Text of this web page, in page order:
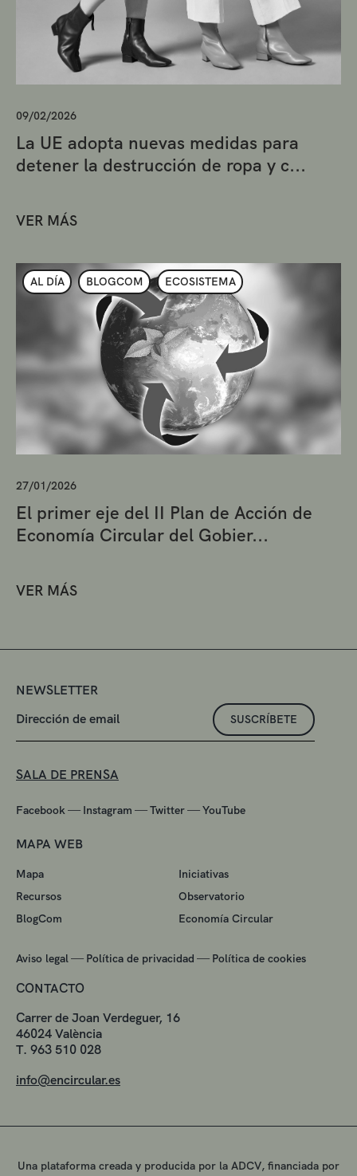
09/02/2026
La UE adopta nuevas medidas para
detener la destrucción de ropa y c...
VER MÁS
AL DÍA BLOGCOM ECOSISTEMA
27/01/2026
El primer eje del II Plan de Acción de
Economía Circular del Gobier...
VER MÁS
NEWSLETTER
SUSCRÍBETE
SALA DE PRENSA
Facebook — Instagram —Twitter—YouTube
MAPA WEB
Mapa
Iniciativas
Recursos
Observatorio
BlogCom
Economía Circular
Aviso legal — Política de privacidad — Política de cookies
CONTACTO
Carrer de Joan Verdeguer, 16
46024 València
T. 963 510 028
info@encircular.es
Una plataforma creada y producida por la ADCV, financiada por